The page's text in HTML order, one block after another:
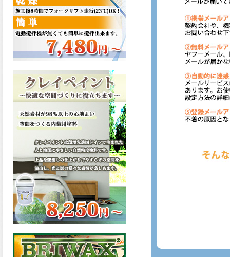
2026.05.26
コンクリート特有の質感やム
ラ感と溶け合うように広がる
色彩が床と壁を印象的に仕上
げる、アクアカラー デュオト
ーンが新しく販売開始致しま
2026.03.13
滑らかな塗膜は従来の屋根用
塗料と比べ、滑らかな塗膜表
面を形成し、光沢が高く、抜
群の仕上がり性を提供、一液
プレミアムルーフシリコンが
新しく販売開始致しました。
ご購入はこちらから。
2026.03.12
無機顔料の表面を高緻密ダブ
ルシールド層でガードするこ
とにより、ラジカルの発生を
抑制、エスケープレミアムル
ーフSiが新しく販売開始致し
ました。ご購入はこちらか
ら。
2026.03.11